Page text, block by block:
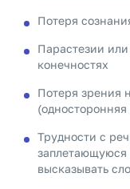
Потеря
Парастезии
конечностях
Потеря зрения
Трудности с
заплетающуюся
высказывать